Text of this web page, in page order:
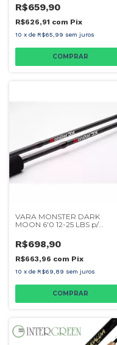
R$659,90
R$626,91 com Pix
10 x de R$65,99 sem juros
VARA MONSTER DARK
MOON 6'0 12-25 LBS p/
R$698,90
R$663,96 com Pix
10 x de R$69,89 sem juros